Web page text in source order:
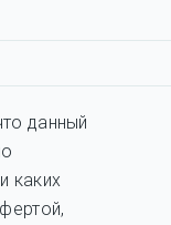
данный
каких